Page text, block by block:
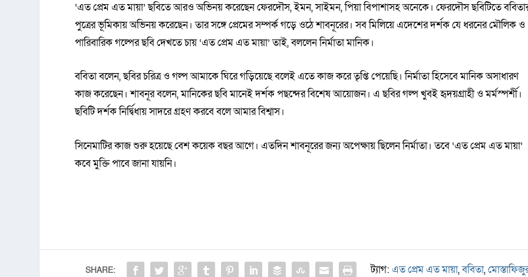
‘এত প্রেম এত মায়া’ ছবিতে আরও অভিনয় করেছেন ফেরদৌস, ইমন, সাইমন, পিয়া বিপাশাসহ অনেকে। ফেরদৌস ছবিটিতে
পুত্রের ভূমিকায় অভিনয় করেছেন। তার সঙ্গে প্রেমের সম্পর্ক গড়ে ওঠে শাবনূরের। সব মিলিয়ে এদেশের দর্শক যে ধরনের মৌলিক ও
পারিবারিক গল্পের ছবি দেখতে চায় ‘এত প্রেম এত মায়া’ তাই, বললেন নির্মাতা মানিক।
ববিতা বলেন, ছবির চরিত্র ও গল্প আমাকে ঘিরে গড়িয়েছে বলেই এতে কাজ করে তৃপ্তি পেয়েছি। নির্মাতা হিসেবে মানিক অসাধারণ
কাজ করেছেন। শাবনূর বলেন, মানিকের ছবি মানেই দর্শক পছন্দের বিশেষ আয়োজন। এ ছবির গল্প খুবই হৃদয়গ্রাহী ও মর্মস্পর্শী।
ছবিটি দর্শক নির্দ্বিধায় সাদরে গ্রহণ করবে বলে আমার বিশ্বাস।
সিনেমাটির কাজ শুরু হয়েছে বেশ কয়েক বছর আগে। এতদিন শাবনূরের জন্য অপেক্ষায় ছিলেন নির্মাতা। তবে ‘এত প্রেম এত মায়া’
কবে মুক্তি পাবে জানা যায়নি।
SHARE: ট্যাগ:এত প্রেম এত মায়া,ববিতা,